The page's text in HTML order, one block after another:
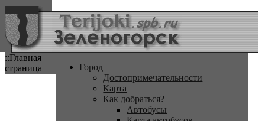
::Главная
страница
Город
Достопримечательности
Карта
Как добраться?
Автобусы